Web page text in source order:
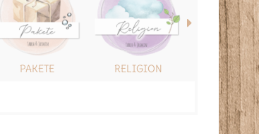
PAKETE RELIGION